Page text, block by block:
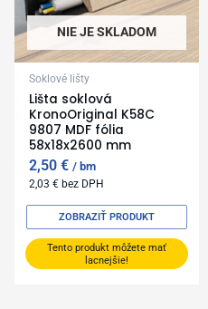
NIE JE SKLADOM
Soklové lišty
Lišta soklová
KronoOriginal K58C
9807 MDF fólia
58x18x2600 mm
2,50€ bm
2,03€ bez DPH
Tento produkt môžete mať
lacnejšie!
ZOBRAZIŤ PRODUKT